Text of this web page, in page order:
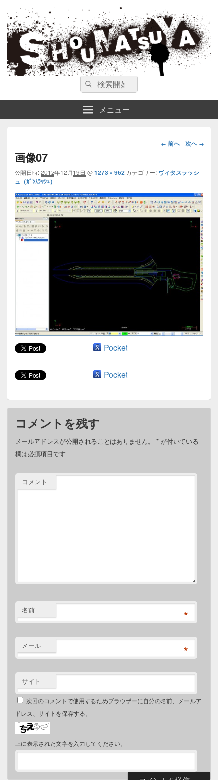
ガンスミス 庄松屋
庄松屋は様々なガンスミスを 製作途中や動画を交えて公開しています。
検
索
対
象:
検
索
メニュー
画
ビ
ー
シ
ョ
← 前へ 次へ →
画像07
公開日時:2012年12月19日 @1273 × 962 カテゴリー: ヴィタスラッシ
ュ（ｶﾞﾝｽﾗｯｼｭ）
Pocket
Pocket
コメントを残す
メールアドレスが公開されることはありません。 * が付いている
欄は必須項目です
コメント
名前 *
メール *
サイト
次回のコメントで使用するためブラウザーに自分の名前、メールア
ドレス、サイトを保存する。
上に表示された文字を入力してください。